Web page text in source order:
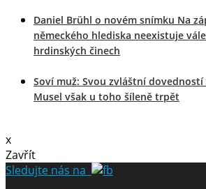
Daniel Brühl o novém snímku Na
německého hlediska neexistuje
hrdinských činech
Soví muž: Svou zvláštní
Musel však u toho šíleně trpět
x
Zavřít
Sledujte nás na